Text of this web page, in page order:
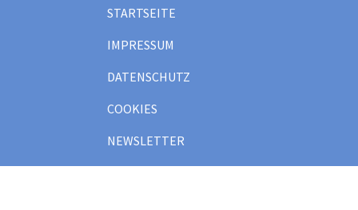
STARTSEITE
IMPRESSUM
DATENSCHUTZ
COOKIES
NEWSLETTER